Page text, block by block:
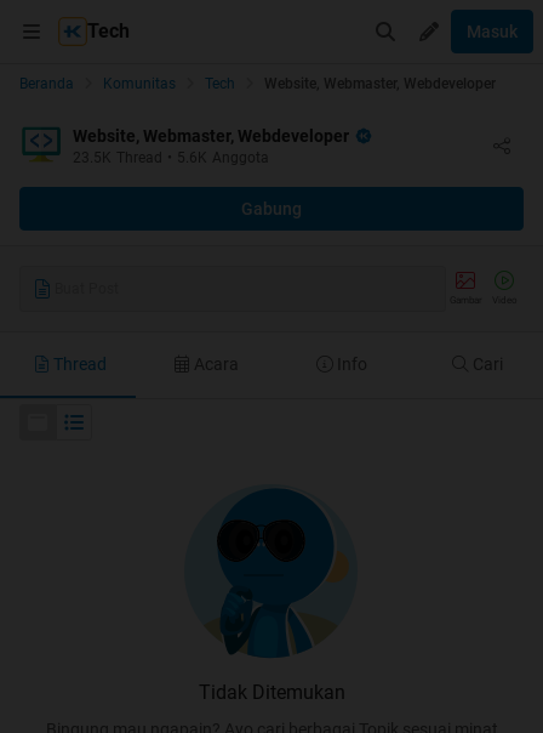
Tech Masuk
Beranda Komunitas Tech Website, Webmaster, Webdeveloper
Website, Webmaster, Webdeveloper
23.5K Thread • 5.6K Anggota
Gabung
Thread Acara Info Cari
Tidak Ditemukan